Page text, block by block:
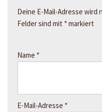
Deine E-Mail-Adresse
Felder sind mit *markiert
Name *
E-Mail-Adresse *